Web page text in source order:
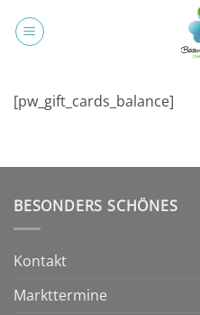
Inhalt
[pw_gift_cards_balance]
BESONDERS SCHÖNES
Kontakt
Markttermine